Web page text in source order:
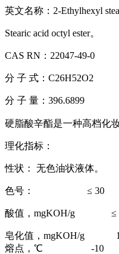
英文名称：2-Ethylhexyl
Stearic acid octyl ester。
CAS RN：22047-49-0
分 子 式：C26H52O2
分 子 量：396.6899
硬脂酸辛酯是一种高档化
理化指标：
性状： 无色油状液体。
色号： ≤ 30
酸值，mgKOH/g ≤
皂化值，mgKOH/g
熔点，℃ -10